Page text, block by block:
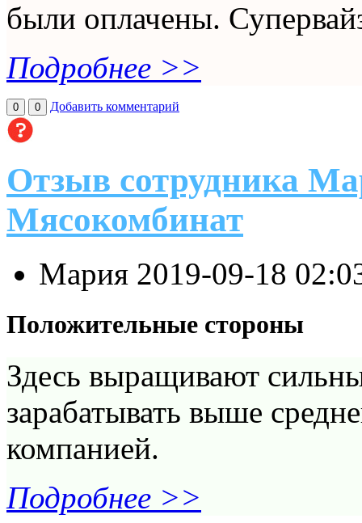
были оплачены.
Подробнее >>
0 0 Добавить комментарий
Отзыв сотрудника
Мясокомбинат
Мария 2019-09-18
Положительные стороны
Здесь выращивают
зарабатывать выше
компанией.
Подробнее >>